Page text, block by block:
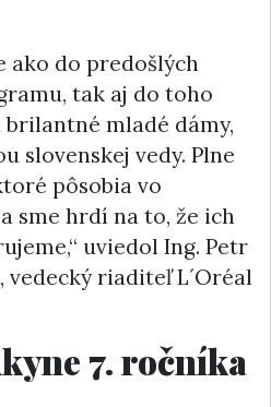
ako do predošlých
tak aj do toho
mladé dámy,
slovenskej vedy. Plne
pôsobia vo
sme hrdí na to, že ich
uviedol Ing. Petr
vedecký riaditeľ L´Oréal
7. ročníka